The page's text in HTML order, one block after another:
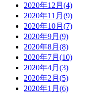
2020年12月(4)
2020年11月(9)
2020年10月(7)
2020年9月(9)
2020年8月(8)
2020年7月(10)
2020年4月(3)
2020年2月(5)
2020年1月(6)